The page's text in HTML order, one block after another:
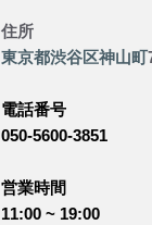
住所
東京都渋谷区神山町
電話番号
050-5600-3851
営業時間
11:00 ~ 19:00